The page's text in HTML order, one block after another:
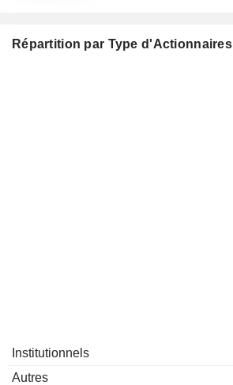
Répartition par Type d'Actionnaires
Institutionnels
Autres